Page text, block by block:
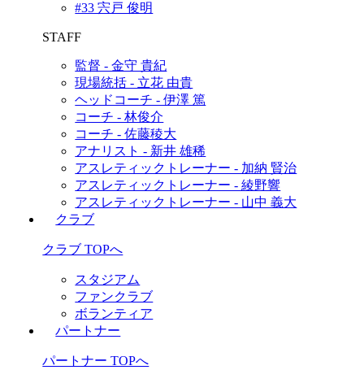
#33 宍戸 俊明
STAFF
監督 - 金守 貴紀
現場統括 - 立花 由貴
ヘッドコーチ - 伊澤 篤
コーチ - 林俊介
コーチ - 佐藤稜大
アナリスト - 新井 雄稀
アスレティックトレーナー - 加納 賢治
アスレティックトレーナー - 綾野響
アスレティックトレーナー - 山中 義大
クラブ
クラブ TOPへ
スタジアム
ファンクラブ
ボランティア
パートナー
パートナー TOPへ